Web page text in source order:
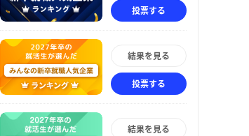
投票する
結果を見る
投票する
結果を見る